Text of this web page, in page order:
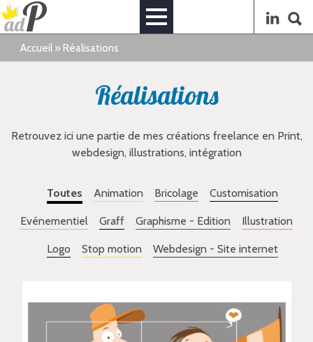
Accueil » Réalisations
Réalisations
Retrouvez ici une partie de mes créations freelance en Print,
webdesign, illustrations, intégration
Toutes Animation Bricolage Customisation
Evénementiel Graff Graphisme - Edition Illustration
Logo Stop motion Webdesign - Site internet